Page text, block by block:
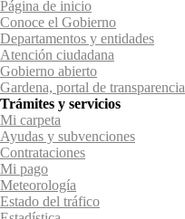
Página de inicio
Conoce el Gobierno
Departamentos y entidades
Atención ciudadana
Gobierno abierto
Gardena, portal de transparencia
Trámites y servicios
Mi carpeta
Ayudas y subvenciones
Contrataciones
Mi pago
Meteorología
Estado del tráfico